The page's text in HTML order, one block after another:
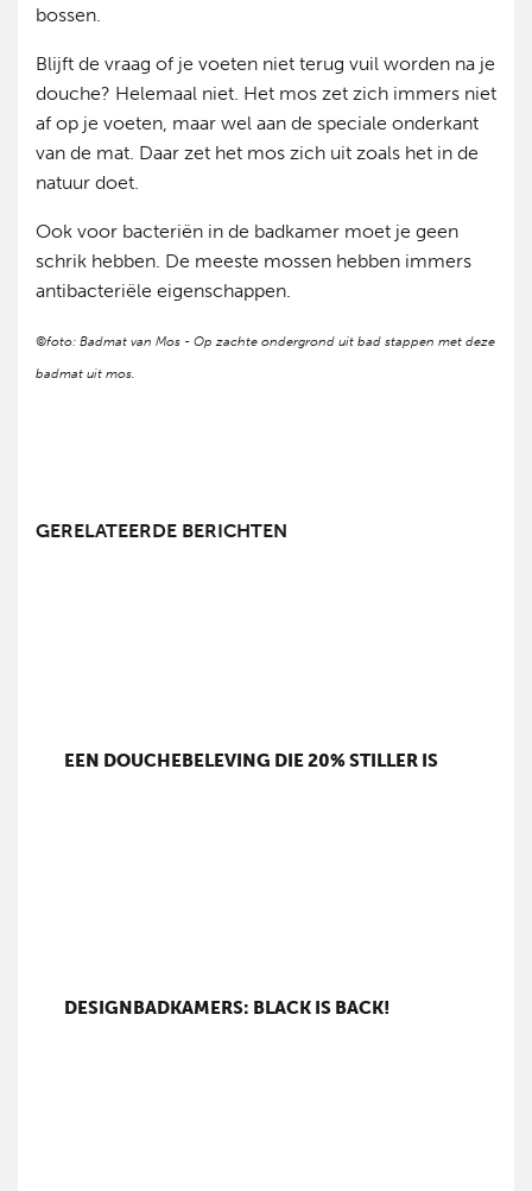
bossen.
Blijft de vraag of je voeten niet terug vuil worden na je
douche? Helemaal niet. Het mos zet zich immers niet
af op je voeten, maar wel aan de speciale onderkant
van de mat. Daar zet het mos zich uit zoals het in de
natuur doet.
Ook voor bacteriën in de badkamer moet je geen
schrik hebben. De meeste mossen hebben immers
antibacteriële eigenschappen.
©foto: Badmat van Mos - Op zachte ondergrond uit bad stappen met deze
badmat uit mos.
GERELATEERDE BERICHTEN
EEN DOUCHEBELEVING DIE 20% STILLER IS
DESIGNBADKAMERS: BLACK IS BACK!